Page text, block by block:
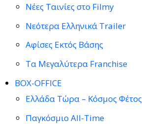
Νέες Ταινίες στο Filmy
Νεότερα Ελληνικά Trailer
Αφίσες Εκτός Βάσης
Τα Μεγαλύτερα Franchise
BOX-OFFICE
Ελλάδα Τώρα – Κόσμος Φέτος
Παγκόσμιο All-Time